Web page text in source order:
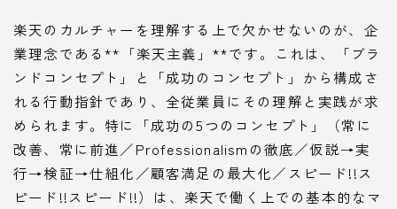
楽天のカルチャーを理解する上で欠かせないのが、企
業理念である**「楽天主義」**です。これは、「ブラ
ンドコンセプト」と「成功のコンセプト」から構成さ
れる行動指針であり、全従業員にその理解と実践が求
められます。特に「成功の5つのコンセプト」（常に
改善、常に前進／Professionalismの徹底／仮説→実
行→検証→仕組化／顧客満足の最大化／スピード!!ス
ピード!!スピード!!）は、楽天で働く上での基本的なマ